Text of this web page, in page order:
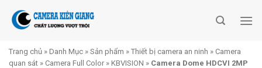
Trang chủ » Danh Mục » Sản phẩm » Thiết bị camera an ninh » Camera
quan sát » Camera Full Color » KBVISION » Camera Dome HDCVI 2MP